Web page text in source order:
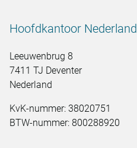
Hoofdkantoor Nederland
Leeuwenbrug 8
7411 TJ Deventer
Nederland
KvK-nummer: 38020751
BTW-nummer: 800288920